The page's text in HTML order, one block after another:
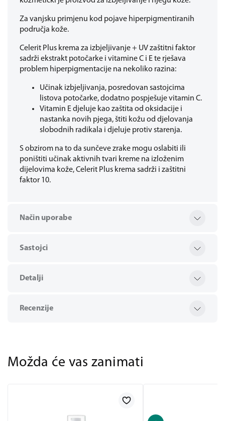
Za vanjsku primjenu kod pojave hiperpigmentiranih
područja kože.
Celerit Plus krema za izbjeljivanje + UV zaštitni faktor
sadrži ekstrakt potočarke i vitamine C i E te rješava
problem hiperpigmentacije na nekoliko razina:
Učinak izbjeljivanja, posredovan sastojcima
listova potočarke, dodatno pospješuje vitamin C.
Vitamin E djeluje kao zaštita od oksidacije i
nastanka novih pjega, štiti kožu od djelovanja
slobodnih radikala i djeluje protiv starenja.
S obzirom na to da sunčeve zrake mogu oslabiti ili
poništiti učinak aktivnih tvari kreme na izloženim
dijelovima kože, Celerit Plus krema sadrži i zaštitni
faktor 10.
Način uporabe
Sastojci
Detalji
Recenzije
Možda će vas zanimati